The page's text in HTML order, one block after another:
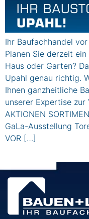
Ihr Baufachhandel
Planen Sie derzeit
Haus oder Garten?
Upahl genau richtig.
Ihnen ganzheitliche
unserer Expertise zur
AKTIONEN
GaLa-Ausstellung
VOR […]